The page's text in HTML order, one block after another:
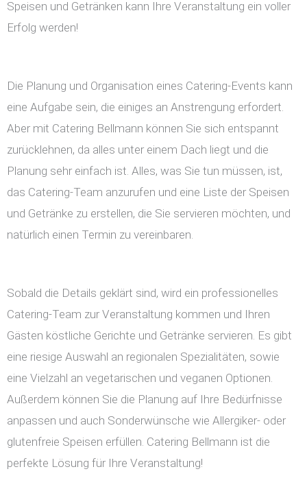
Speisen und Getränken kann Ihre Veranstaltung ein voller
Erfolg werden!
Die Planung und Organisation eines Catering-Events kann
eine Aufgabe sein, die einiges an Anstrengung erfordert.
Aber mit Catering Bellmann können Sie sich entspannt
zurücklehnen, da alles unter einem Dach liegt und die
Planung sehr einfach ist. Alles, was Sie tun müssen, ist,
das Catering-Team anzurufen und eine Liste der Speisen
und Getränke zu erstellen, die Sie servieren möchten, und
natürlich einen Termin zu vereinbaren.
Sobald die Details geklärt sind, wird ein professionelles
Catering-Team zur Veranstaltung kommen und Ihren
Gästen köstliche Gerichte und Getränke servieren. Es gibt
eine riesige Auswahl an regionalen Spezialitäten, sowie
eine Vielzahl an vegetarischen und veganen Optionen.
Außerdem können Sie die Planung auf Ihre Bedürfnisse
anpassen und auch Sonderwünsche wie Allergiker- oder
glutenfreie Speisen erfüllen. Catering Bellmann ist die
perfekte Lösung für Ihre Veranstaltung!